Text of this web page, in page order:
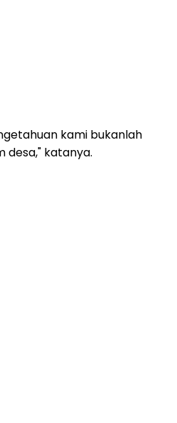
kami bukanlah
desa," katanya.